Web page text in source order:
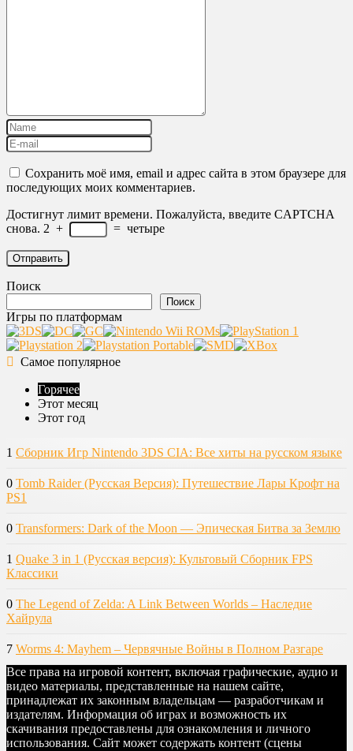
Сохранить моё имя, email и адрес сайта в этом браузере для
последующих моих комментариев.
Достигнут лимит времени. Пожалуйста, введите CAPTCHA
снова. 2 + = четыре
Поиск
Поиск
Игры по платформам
Самое популярное
Горячее
Этот месяц
Этот год
1 Сборник Игр Nintendo 3DS CIA: Все хиты на русском языке
0 Tomb Raider (Русская Версия): Путешествие Лары Крофт на
PS1
0 Transformers: Dark of the Moon — Эпическая Битва за Землю
1 Quake 3 in 1 (Русская версия): Культовый Сборник FPS
Классики
0 The Legend of Zelda: A Link Between Worlds – Наследие
Хайрула
7 Worms 4: Mayhem – Червячные Войны в Полном Разгаре
Все права на игровой контент, включая графические, аудио и
видео материалы, представленные на нашем сайте,
принадлежат их законным владельцам — разработчикам и
издателям. Информация об играх и возможность их
скачивания предоставлены для ознакомления и личного
использования. Сайт может содержать контент (сцены